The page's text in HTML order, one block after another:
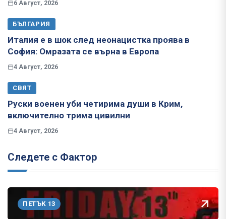
6 Август, 2026
БЪЛГАРИЯ
Италия е в шок след неонацистка проява в
София: Омразата се върна в Европа
4 Август, 2026
СВЯТ
Руски военен уби четирима души в Крим,
включително трима цивилни
4 Август, 2026
Следете с Фактор
ПЕТЪК 13